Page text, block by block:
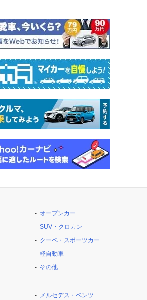
オープンカー
SUV・クロカン
クーペ・スポーツカー
軽自動車
その他
メルセデス・ベンツ